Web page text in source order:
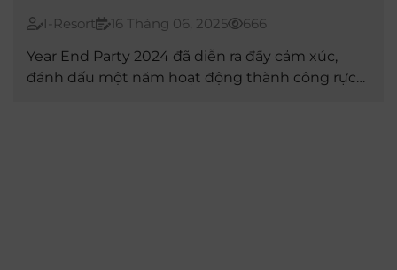
RỠI-Resort 16 Tháng 06, 2025
666
Year End Party 2024 đã diễn ra đầy cảm xúc,
đánh dấu một năm hoạt động thành công rực